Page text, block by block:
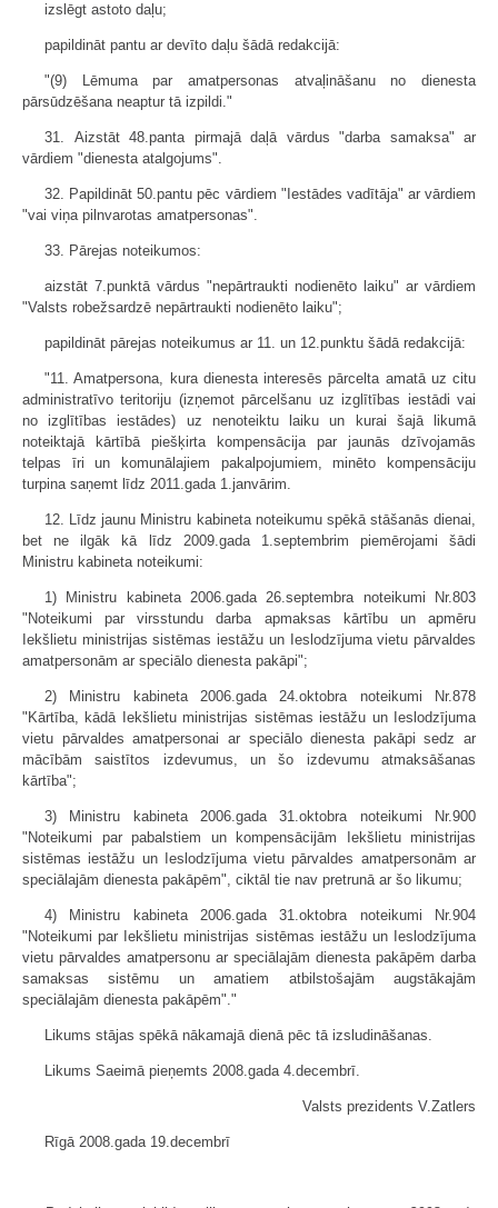
izslēgt astoto daļu;
papildināt pantu ar devīto daļu šādā redakcijā:
"(9) Lēmuma par amatpersonas atvaļināšanu no dienesta
pārsūdzēšana neaptur tā izpildi."
31. Aizstāt 48.panta pirmajā daļā vārdus "darba samaksa" ar
vārdiem "dienesta atalgojums".
32. Papildināt 50.pantu pēc vārdiem "Iestādes vadītāja" ar vārdiem
"vai viņa pilnvarotas amatpersonas".
33. Pārejas noteikumos:
aizstāt 7.punktā vārdus "nepārtraukti nodienēto laiku" ar vārdiem
"Valsts robežsardzē nepārtraukti nodienēto laiku";
papildināt pārejas noteikumus ar 11. un 12.punktu šādā redakcijā:
"11. Amatpersona, kura dienesta interesēs pārcelta amatā uz citu
administratīvo teritoriju (izņemot pārcelšanu uz izglītības iestādi vai
no izglītības iestādes) uz nenoteiktu laiku un kurai šajā likumā
noteiktajā kārtībā piešķirta kompensācija par jaunās dzīvojamās
telpas īri un komunālajiem pakalpojumiem, minēto kompensāciju
turpina saņemt līdz 2011.gada 1.janvārim.
12. Līdz jaunu Ministru kabineta noteikumu spēkā stāšanās dienai,
bet ne ilgāk kā līdz 2009.gada 1.septembrim piemērojami šādi
Ministru kabineta noteikumi:
1) Ministru kabineta 2006.gada 26.septembra noteikumi Nr.803
"Noteikumi par virsstundu darba apmaksas kārtību un apmēru
Iekšlietu ministrijas sistēmas iestāžu un Ieslodzījuma vietu pārvaldes
amatpersonām ar speciālo dienesta pakāpi";
2) Ministru kabineta 2006.gada 24.oktobra noteikumi Nr.878
"Kārtība, kādā Iekšlietu ministrijas sistēmas iestāžu un Ieslodzījuma
vietu pārvaldes amatpersonai ar speciālo dienesta pakāpi sedz ar
mācībām saistītos izdevumus, un šo izdevumu atmaksāšanas
kārtība";
3) Ministru kabineta 2006.gada 31.oktobra noteikumi Nr.900
"Noteikumi par pabalstiem un kompensācijām Iekšlietu ministrijas
sistēmas iestāžu un Ieslodzījuma vietu pārvaldes amatpersonām ar
speciālajām dienesta pakāpēm", ciktāl tie nav pretrunā ar šo likumu;
4) Ministru kabineta 2006.gada 31.oktobra noteikumi Nr.904
"Noteikumi par Iekšlietu ministrijas sistēmas iestāžu un Ieslodzījuma
vietu pārvaldes amatpersonu ar speciālajām dienesta pakāpēm darba
samaksas sistēmu un amatiem atbilstošajām augstākajām
speciālajām dienesta pakāpēm"."
Likums stājas spēkā nākamajā dienā pēc tā izsludināšanas.
Likums Saeimā pieņemts 2008.gada 4.decembrī.
Valsts prezidents V.Zatlers
Rīgā 2008.gada 19.decembrī